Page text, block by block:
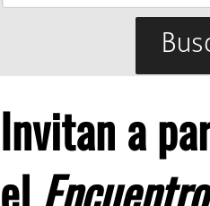
Invitan a